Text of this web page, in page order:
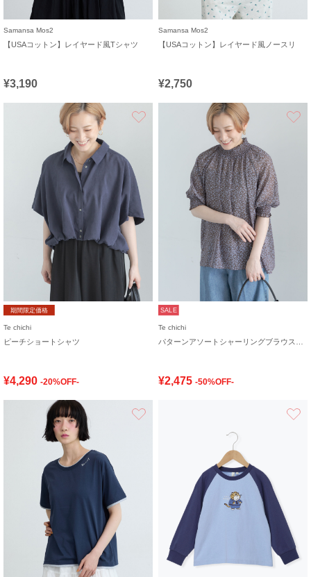
Samansa Mos2
【USAコットン】レイヤード風Tシャツ
¥3,190
Samansa Mos2
【USAコットン】レイヤード風ノースリ
¥2,750
期間限定価格
Te chichi
ピーチショートシャツ
¥4,290 -20%OFF-
SALE
Te chichi
¥2,475 -50%OFF-